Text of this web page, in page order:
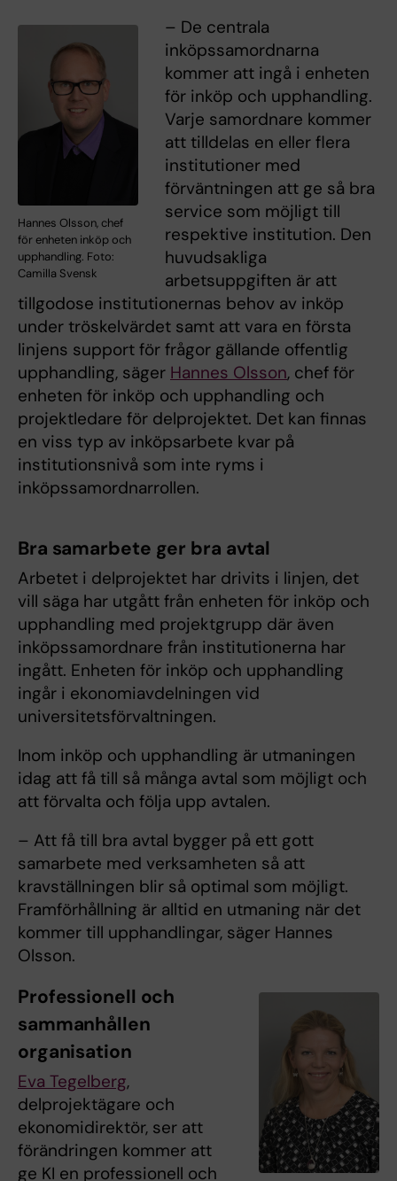
Hannes Olsson, chef
för enheten inköp och
upphandling. Foto:
Camilla Svensk
– De centrala
inköpssamordnarna
kommer att ingå i enheten
för inköp och upphandling.
Varje samordnare kommer
att tilldelas en eller flera
institutioner med
förväntningen att ge så bra
service som möjligt till
respektive institution. Den
huvudsakliga
arbetsuppgiften är att
tillgodose institutionernas behov av inköp
under tröskelvärdet samt att vara en första
linjens support för frågor gällande offentlig
upphandling, säger Hannes Olsson, chef för
enheten för inköp och upphandling och
projektledare för delprojektet. Det kan finnas
en viss typ av inköpsarbete kvar på
institutionsnivå som inte ryms i
inköpssamordnarrollen.
Bra samarbete ger bra avtal
Arbetet i delprojektet har drivits i linjen, det
vill säga har utgått från enheten för inköp och
upphandling med projektgrupp där även
inköpssamordnare från institutionerna har
ingått. Enheten för inköp och upphandling
ingår i ekonomiavdelningen vid
universitetsförvaltningen.
Inom inköp och upphandling är utmaningen
idag att få till så många avtal som möjligt och
att förvalta och följa upp avtalen.
– Att få till bra avtal bygger på ett gott
samarbete med verksamheten så att
kravställningen blir så optimal som möjligt.
Framförhållning är alltid en utmaning när det
kommer till upphandlingar, säger Hannes
Olsson.
Professionell och
sammanhållen
organisation
Eva Tegelberg,
delprojektägare och
ekonomidirektör, ser att
förändringen kommer att
ge KI en professionell och